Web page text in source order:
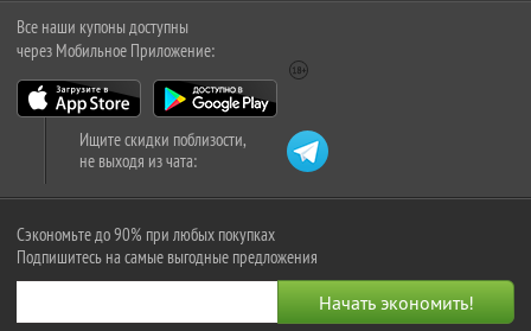
Все наши купоны доступны
через Мобильное Приложение:
Ищите скидки поблизости,
не выходя из чата:
Сэкономьте до 90% при любых покупках
Подпишитесь на самые выгодные предложения